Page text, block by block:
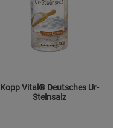
Kopp Vital® Deutsches Ur-
Steinsalz